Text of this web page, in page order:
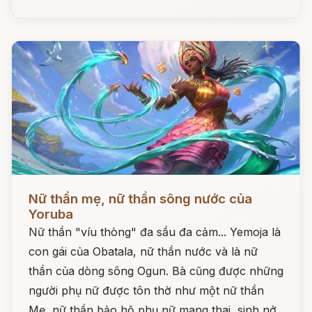
Nữ thần mẹ, nữ thần sông nước của
Yoruba
Nữ thần "víu thòng" đa sầu đa cảm... Yemoja là
con gái của Obatala, nữ thần nước và là nữ
thần của dòng sông Ogun. Bà cũng được những
người phụ nữ được tôn thờ như một nữ thần